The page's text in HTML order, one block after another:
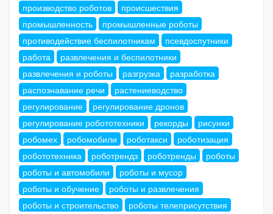
производство роботов
происшествия
промышленность
промышленные роботы
противодействие беспилотникам
псевдоспутники
работа
развлечения и беспилотники
развлечения и роботы
разгрузка
разработка
распознавание речи
растениеводство
регулирование
регулирование дронов
регулирование робототехники
рекорды
рисунки
робомех
робомобили роботакси
роботизация
робототехника
роботрендз роботренды
роботы
роботы и автомобили
роботы и мусор
роботы и обучение
роботы и развлечения
роботы и строительство
роботы телеприсутствия